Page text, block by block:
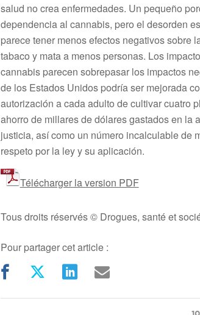
salud no crea enfermedades. Un pequeño
dependencia al cannabis, pero el desorden
parece tener menos efectos negativos sobre
tabaco y mata a menos personas. Los
cannabis parecen sobrepasar los impactos
de los Estados Unidos podría ser mejorada
autorización a cada adulto de cultivar cuatro
ahorro de millares de dólares gastados en la
justicia, así como un número incalculable de
respeto por la ley y su aplicación.
Télécharger la version PDF
Tous droits réservés © Drogues, santé et
Pour partager cet article :